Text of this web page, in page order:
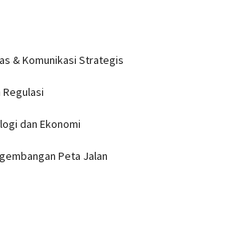
& Komunikasi Strategis
dan Ekonomi
Peta Jalan